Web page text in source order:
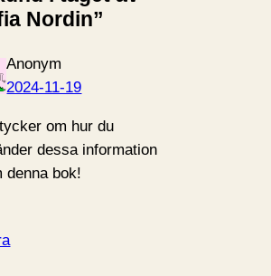
Nordin”
Anonym
2024-11-19
om hur du
dessa information
denna bok!